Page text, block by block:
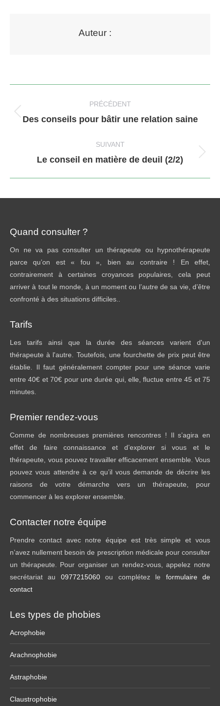
Auteur :
article
PRÉCÉDENT
Article
:
Des conseils pour bâtir une relation saine
SUIVANT
Article
Le conseil en matière de deuil (2/2)
Quand consulter ?
On ne va pas consulter un thérapeute ou hypnothérapeute
parce qu’on est « fou », bien au contraire ! En effet,
contrairement à certaines croyances populaires, cela peut
arriver à tout le monde, à un moment ou l’autre de sa vie, d’être
confronté à des situations difficiles..
Tarifs
Les tarifs ainsi que la durée des séances varient d'un
thérapeute à l'autre. Toutefois, une fourchette de prix peut être
établie. Il faut généralement compter pour une séance varie
entre 40€ et 70€ pour une durée qui, elle, fluctue entre 45 et 75
minutes.
Premier rendez-vous
Comme de nombreuses premières rencontres ! Il s’agira en
effet de faire connaissance et d’explorer si vous et le
thérapeute, vous pouvez travailler efficacement ensemble. Vous
pouvez vous attendre à ce qu’il vous demande de décrire les
raisons de votre démarche vers un thérapeute, pour
commencer à les explorer ensemble.
Contacter notre équipe
Prendre contact avec notre équipe est très simple et vous
n’avez nullement besoin de prescription médicale pour consulter
un thérapeute. Pour organiser un rendez-vous, appelez notre
secrétariat au 0977215060ou complétez le formulaire de
contact
Les types de phobies
Acrophobie
Arachnophobie
Astraphobie
Claustrophobie